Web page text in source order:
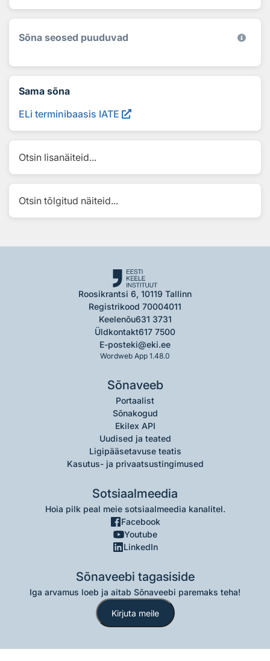
Sõna seosed puuduvad
Sama sõna
ELi terminibaasis IATE
Otsin lisanäiteid...
Otsin tõlgitud näiteid...
Roosikrantsi 6, 10119 Tallinn
Registrikood 70004011
Keelenõu631 3731
Üldkontakt617 7500
E-posteki@eki.ee
Wordweb App 1.48.0
Sõnaveeb
Portaalist
Sõnakogud
Ekilex API
Uudised ja teated
Ligipääsetavuse teatis
Kasutus- ja privaatsustingimused
Sotsiaalmeedia
Hoia pilk peal meie sotsiaalmeedia kanalitel.
Facebook
Youtube
LinkedIn
Sõnaveebi tagasiside
Iga arvamus loeb ja aitab Sõnaveebi paremaks teha!
Kirjuta meile